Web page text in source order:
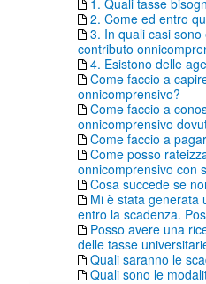
1. Quali tasse
2. Come ed entro
3. In quali casi
contributo
4. Esistono delle
Come faccio a
onnicomprensivo?
Come faccio a
onnicomprensivo
Come faccio a
Come posso
onnicomprensivo con
Cosa succede se
Mi è stata generata
entro la scadenza.
Posso avere una
delle tasse
Quali saranno le
Quali sono le